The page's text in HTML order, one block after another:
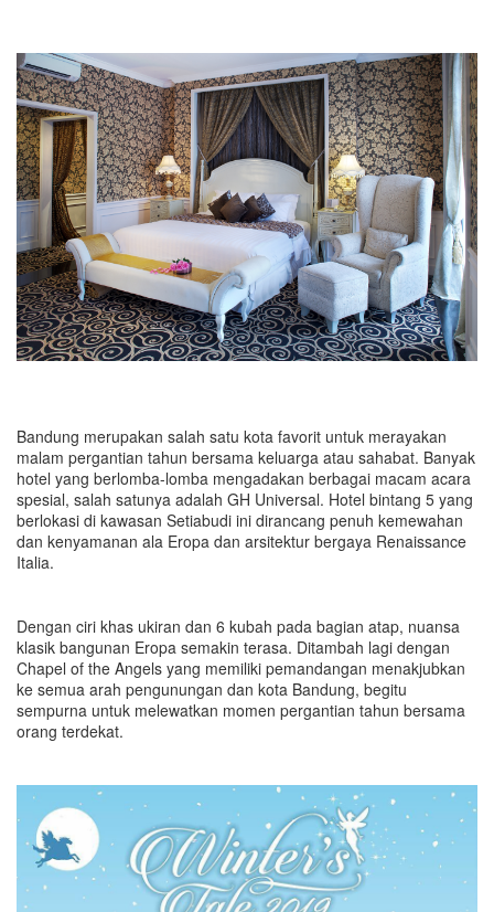
Bandung merupakan salah satu kota favorit untuk merayakan
malam pergantian tahun bersama keluarga atau sahabat. Banyak
hotel yang berlomba-lomba mengadakan berbagai macam acara
spesial, salah satunya adalah GH Universal. Hotel bintang 5 yang
berlokasi di kawasan Setiabudi ini dirancang penuh kemewahan
dan kenyamanan ala Eropa dan arsitektur bergaya Renaissance
Italia.
Dengan ciri khas ukiran dan 6 kubah pada bagian atap, nuansa
klasik bangunan Eropa semakin terasa. Ditambah lagi dengan
Chapel of the Angels yang memiliki pemandangan menakjubkan
ke semua arah pengunungan dan kota Bandung, begitu
sempurna untuk melewatkan momen pergantian tahun bersama
orang terdekat.